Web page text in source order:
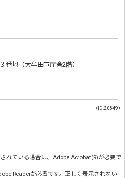
番地（大牟田市庁舎2階）
（ID:20349）
れている場合は、Adobe Acrobat(R)が必要で
Readerが必要です。正しく表示されない